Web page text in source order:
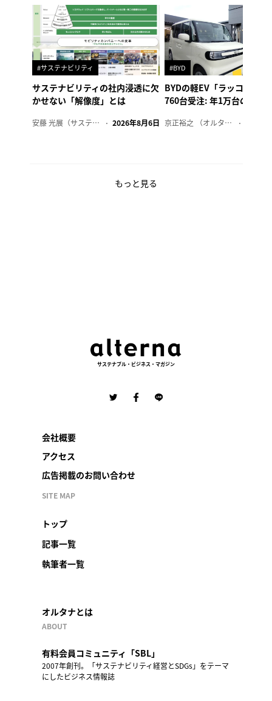
#サステナビリティ
サステナビリティの社内浸透に欠
かせない「解像度」とは
安藤 光展（サステナビリティ・コンサルタント） 2026年8月6日
#BYD
BYDの軽EV「ラッコ」、1
760台受注: 年1万台の販売
京正裕之 （オルタナ副編集長）
もっと見る
サステナブル・ビジネス・マガジン
会社概要
アクセス
広告掲載のお問い合わせ
SITE MAP
トップ
記事一覧
執筆者一覧
オルタナとは
ABOUT
有料会員コミュニティ「SBL」
2007年創刊。「サステナビリティ経営とSDGs」をテーマ
にしたビジネス情報誌